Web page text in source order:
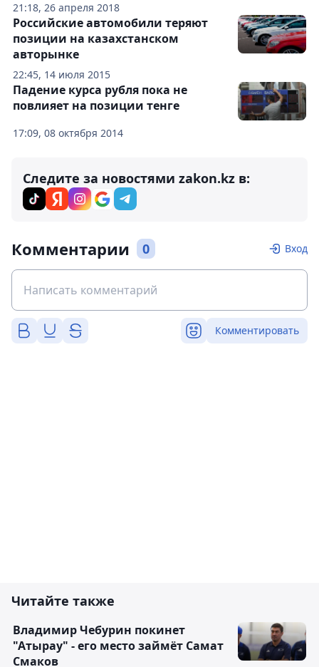
21:18, 26 апреля 2018
22:45, 14 июля 2015
Российские автомобили теряют
позиции на казахстанском
авторынке
17:09, 08 октября 2014
Падение курса рубля пока не
повлияет на позиции тенге
Следите за новостями zakon.kz в:
Комментарии 0 Вход
Комментировать
Читайте также
Владимир Чебурин покинет
"Атырау" - его место займёт Самат
Смаков